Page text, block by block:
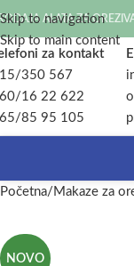
Skip to navigation
Skip to main content
ALATA ZA
za kontakt
350 567
16 22 622
85 95 105
Početna Makaze za
NOVO